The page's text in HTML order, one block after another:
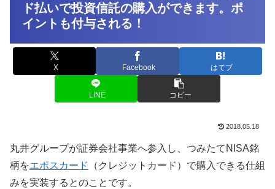
ド払いで投資信託の購入ができます。ポ
イントも付与される！
X Facebook はてブ
LINE コピー
2018.05.18
丸井グループが証券会社事業へ参入し、つみたてNISA銘
柄をエポスカード
（クレジットカード）で購入できる仕組
みを実装するとのことです。